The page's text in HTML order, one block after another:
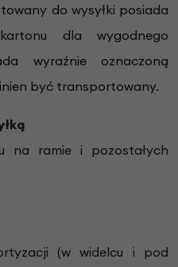
do wysyłki posiada
dla wygodnego
wyraźnie oznaczoną
być transportowany.
na ramie i pozostałych
(w widelcu i pod